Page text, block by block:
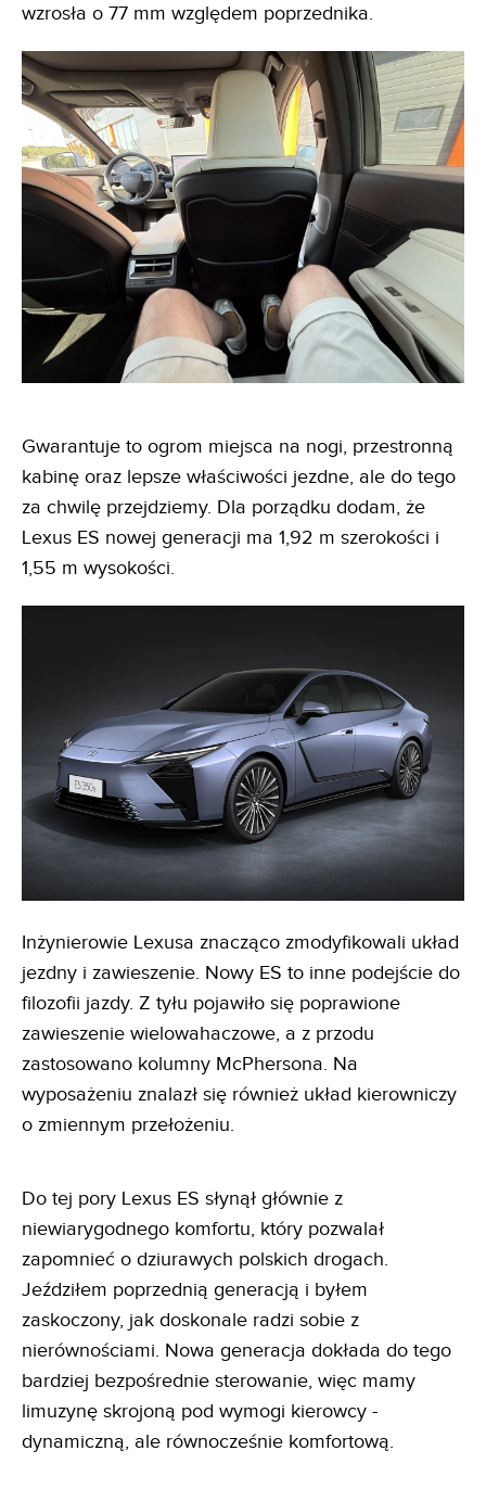
wzrosła o 77 mm względem poprzednika.
Gwarantuje to ogrom miejsca na nogi, przestronną
kabinę oraz lepsze właściwości jezdne, ale do tego
za chwilę przejdziemy. Dla porządku dodam, że
Lexus ES nowej generacji ma 1,92 m szerokości i
1,55 m wysokości.
Inżynierowie Lexusa znacząco zmodyfikowali układ
jezdny i zawieszenie. Nowy ES to inne podejście do
filozofii jazdy. Z tyłu pojawiło się poprawione
zawieszenie wielowahaczowe, a z przodu
zastosowano kolumny McPhersona. Na
wyposażeniu znalazł się również układ kierowniczy
o zmiennym przełożeniu.
Do tej pory Lexus ES słynął głównie z
niewiarygodnego komfortu, który pozwalał
zapomnieć o dziurawych polskich drogach.
Jeździłem poprzednią generacją i byłem
zaskoczony, jak doskonale radzi sobie z
nierównościami. Nowa generacja dokłada do tego
bardziej bezpośrednie sterowanie, więc mamy
limuzynę skrojoną pod wymogi kierowcy -
dynamiczną, ale równocześnie komfortową.